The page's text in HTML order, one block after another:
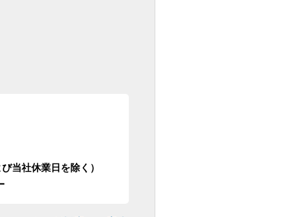
当社休業日を除く）